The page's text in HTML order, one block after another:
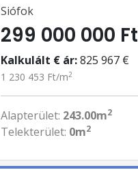
Siófok
299 000 000 Ft
Kalkulált € ár:825 967 €
1 230 453 Ft/m2
Alapterület: 243.00m2
Telekterület: 0m2